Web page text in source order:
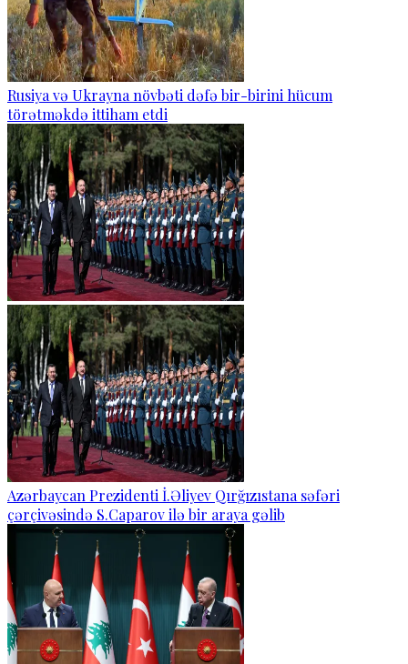
Rusiya və Ukrayna növbəti dəfə bir-birini hücum
törətməkdə ittiham etdi
Azərbaycan Prezidenti İ.Əliyev Qırğızıstana səfəri
çərçivəsində S.Caparov ilə bir araya gəlib